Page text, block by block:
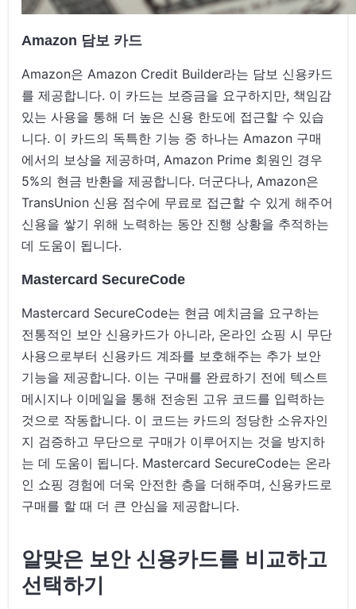
Amazon 담보 카드
Amazon은 Amazon Credit Builder라는 담보 신용카드
를 제공합니다. 이 카드는 보증금을 요구하지만, 책임감
있는 사용을 통해 더 높은 신용 한도에 접근할 수 있습
니다. 이 카드의 독특한 기능 중 하나는 Amazon 구매
에서의 보상을 제공하며, Amazon Prime 회원인 경우
5%의 현금 반환을 제공합니다. 더군다나, Amazon은
TransUnion 신용 점수에 무료로 접근할 수 있게 해주어
신용을 쌓기 위해 노력하는 동안 진행 상황을 추적하는
데 도움이 됩니다.
Mastercard SecureCode
Mastercard SecureCode는 현금 예치금을 요구하는
전통적인 보안 신용카드가 아니라, 온라인 쇼핑 시 무단
사용으로부터 신용카드 계좌를 보호해주는 추가 보안
기능을 제공합니다. 이는 구매를 완료하기 전에 텍스트
메시지나 이메일을 통해 전송된 고유 코드를 입력하는
것으로 작동합니다. 이 코드는 카드의 정당한 소유자인
지 검증하고 무단으로 구매가 이루어지는 것을 방지하
는 데 도움이 됩니다. Mastercard SecureCode는 온라
인 쇼핑 경험에 더욱 안전한 층을 더해주며, 신용카드로
구매를 할 때 더 큰 안심을 제공합니다.
알맞은 보안 신용카드를 비교하고
선택하기